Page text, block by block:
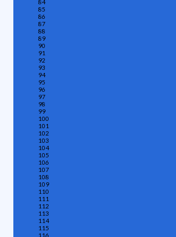
84
85
86
87
88
89
90
91
92
93
94
95
96
97
98
99
100
101
102
103
104
105
106
107
108
109
110
111
112
113
114
115
116